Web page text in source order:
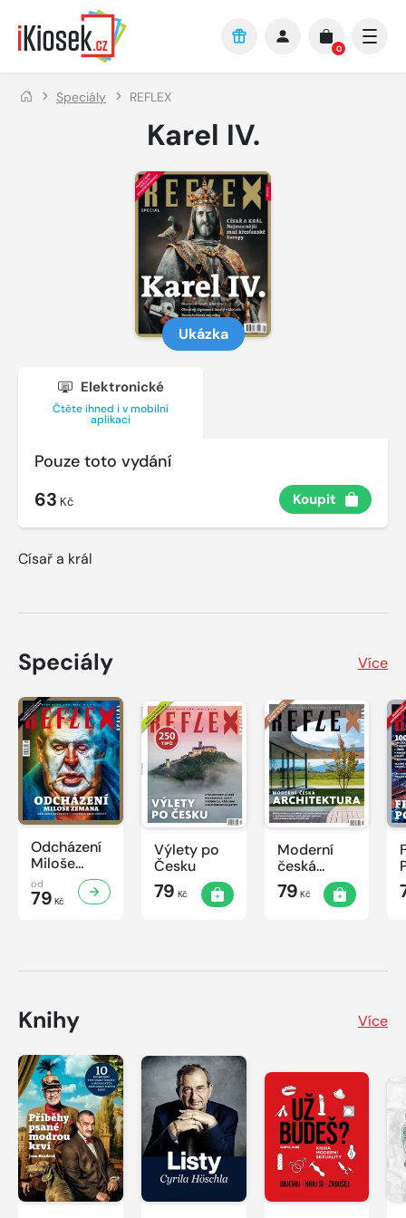
Přejít na hlavní obsah
0
Speciály REFLEX
Karel IV.
Ukázka
Elektronické
Čtěte ihned i v mobilní
aplikaci
Pouze toto vydání
63 Kč Koupit
Císař a král
Speciály Více
Odcházení
Miloše
Zemana
od
79 Kč
Výlety po
Česku
79 Kč
Moderní
česká
architektura
79 Kč
Knihy Více